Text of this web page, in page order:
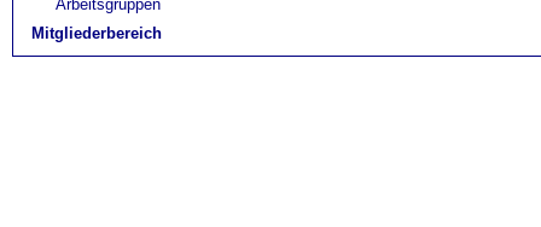
Arbeitsgruppen
Mitgliederbereich